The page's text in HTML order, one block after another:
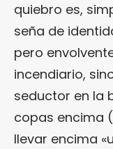
quiebro es,
seña de
pero
incendiario,
seductor en la
copas encima
llevar encima